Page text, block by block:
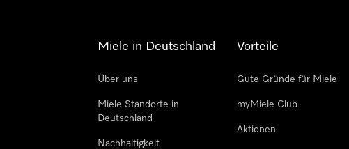
Miele in Deutschland
Über uns
Miele Standorte in
Deutschland
Nachhaltigkeit
Vorteile
Gute Gründe für Miele
myMiele Club
Aktionen